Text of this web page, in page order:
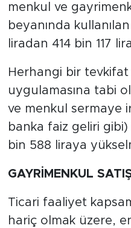
menkul ve
beyanında
liradan 414 bin 117
Herhangi bir tevkifat
uygulamasına tabi
ve menkul sermaye
banka faiz geliri
bin 588 liraya
GAYRİMENKUL
Ticari faaliyet
hariç olmak üzere,